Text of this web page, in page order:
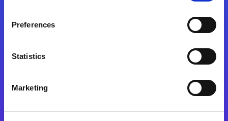
Preferences
Statistics
Marketing